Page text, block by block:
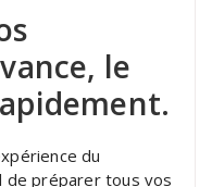
le
du
de préparer tous vos